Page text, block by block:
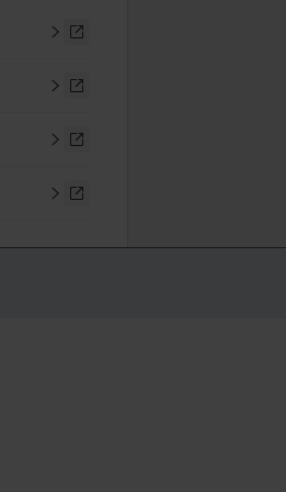
대전우체국 누리집 바로가기
대전우편집중국 누리집 바로
대전유성우체국 누리집 바로
동천안우체국 누리집 바로가